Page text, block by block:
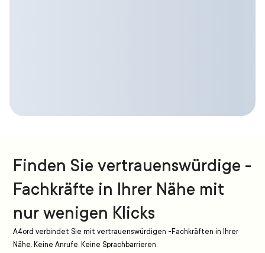
Finden Sie vertrauenswürdige -
Fachkräfte in Ihrer Nähe mit
nur wenigen Klicks
A4ord verbindet Sie mit vertrauenswürdigen -Fachkräften in Ihrer
Nähe. Keine Anrufe. Keine Sprachbarrieren.